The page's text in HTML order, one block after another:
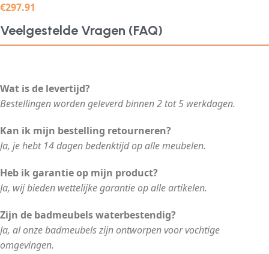
€297.91
Veelgestelde Vragen (FAQ)
Wat is de levertijd?
Bestellingen worden geleverd binnen 2 tot 5 werkdagen.
Kan ik mijn bestelling retourneren?
Ja, je hebt 14 dagen bedenktijd op alle meubelen.
Heb ik garantie op mijn product?
Ja, wij bieden wettelijke garantie op alle artikelen.
Zijn de badmeubels waterbestendig?
Ja, al onze badmeubels zijn ontworpen voor vochtige
omgevingen.